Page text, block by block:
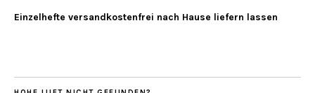
Einzelhefte versandkostenfrei nach Hause liefern lassen